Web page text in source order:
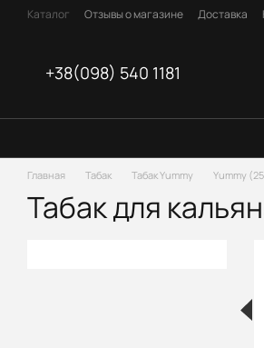
Перейти к основному контенту
Каталог Отзывы о магазине Доставка
+38(098) 540 1181
Главная Табак Табак Yummy Yummy
Табак для